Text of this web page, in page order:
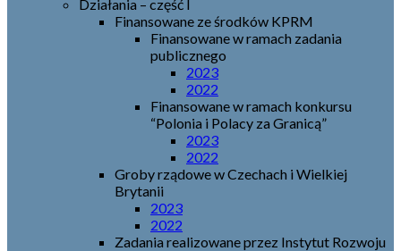
Działania – część I
Finansowane ze środków KPRM
Finansowane w ramach zadania
publicznego
2023
2022
Finansowane w ramach konkursu
“Polonia i Polacy za Granicą”
2023
2022
Groby rządowe w Czechach i Wielkiej
Brytanii
2023
2022
Zadania realizowane przez Instytut Rozwoju